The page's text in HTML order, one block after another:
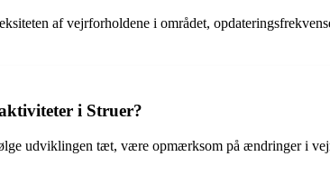
af vejrforholdene i området,
i Struer?
udviklingen tæt, være opmærksom på ændringer i